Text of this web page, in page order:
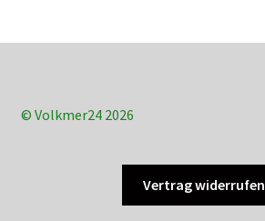
© Volkmer24 2026
Vertrag widerrufen